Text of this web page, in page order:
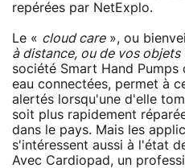
repérées par NetExplo.
Le « cloud care», ou
à distance, ou de vos objets
société Smart Hand Pumps
eau connectées, permet à
alertés lorsqu'une d'elle
soit plus rapidement
dans le pays. Mais les
s'intéressent aussi à l'état
Avec Cardiopad, un